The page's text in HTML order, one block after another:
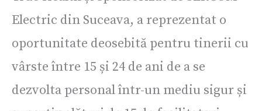
Electric din Suceava, a reprezentat o
oportunitate deosebită pentru tinerii cu
vârste între 15 și 24 de ani de a se
dezvolta personal într-un mediu sigur și